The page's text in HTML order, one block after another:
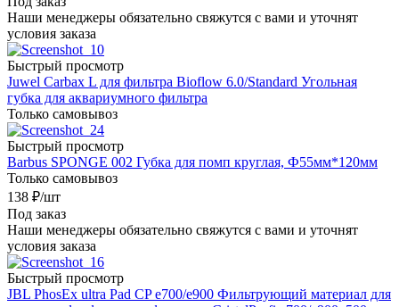
Наши менеджеры обязательно свяжутся с вами и уточнят
условия заказа
Быстрый просмотр
Juwel Carbax L для фильтра Bioflow 6.0/Standard Угольная
губка для аквариумного фильтра
Только самовывоз
Быстрый просмотр
Barbus SPONGE 002 Губка для помп круглая, Ф55мм*120мм
Только самовывоз
138 ₽/шт
Под заказ
Наши менеджеры обязательно свяжутся с вами и уточнят
условия заказа
Быстрый просмотр
JBL PhosEx ultra Pad CP е700/е900 Фильтрующий материал для